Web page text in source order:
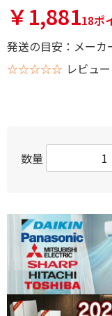
￥1,88118ポ
発送の目安：メーカ
☆☆☆☆☆ レビュ
数量